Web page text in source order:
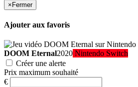
× Fermer
Ajouter aux favoris
DOOM Eternal2020 Nintendo Switch
Créer une alerte
Prix maximum souhaité
€